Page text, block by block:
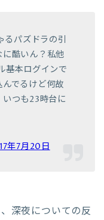
パズドラの引
酷いん？私他
基本ログインで
でるけど何故
つも23時台に
年7月20日
深夜についての反